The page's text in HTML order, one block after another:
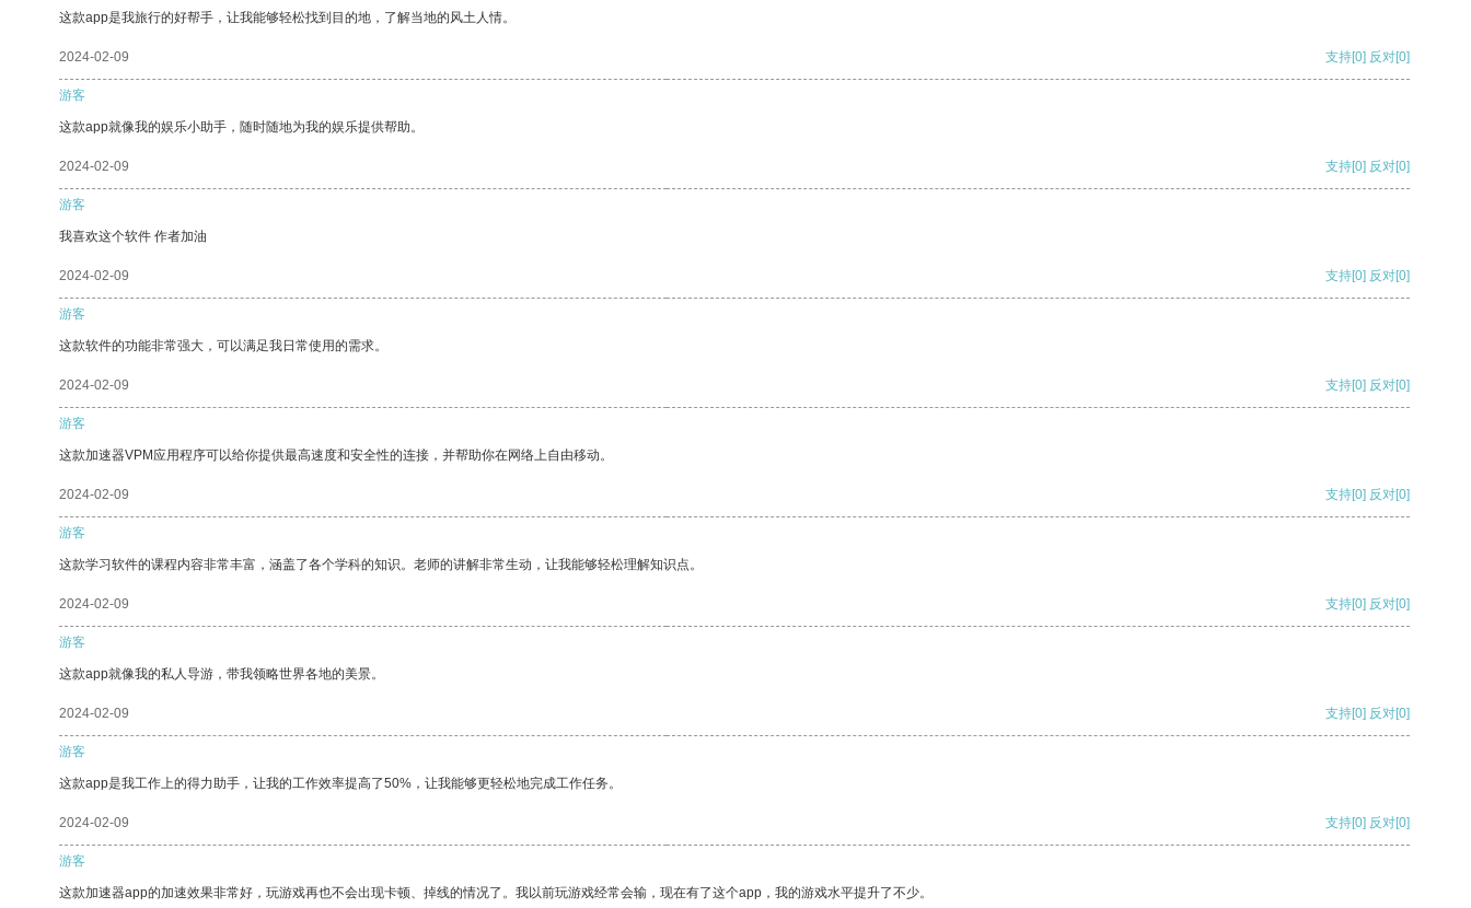
这款app是我旅行的好帮手，让我能够轻松找到目的地，了解当地的风土人情。
2024-02-09 支持[0] 反对[0]
游客
这款app就像我的娱乐小助手，随时随地为我的娱乐提供帮助。
2024-02-09 支持[0] 反对[0]
游客
我喜欢这个软件 作者加油
2024-02-09 支持[0] 反对[0]
游客
这款软件的功能非常强大，可以满足我日常使用的需求。
2024-02-09 支持[0] 反对[0]
游客
这款加速器VPM应用程序可以给你提供最高速度和安全性的连接，并帮助你在网络上自由移动。
2024-02-09 支持[0] 反对[0]
游客
这款学习软件的课程内容非常丰富，涵盖了各个学科的知识。老师的讲解非常生动，让我能够轻松理解知识点。
2024-02-09 支持[0] 反对[0]
游客
这款app就像我的私人导游，带我领略世界各地的美景。
2024-02-09 支持[0] 反对[0]
游客
这款app是我工作上的得力助手，让我的工作效率提高了50%，让我能够更轻松地完成工作任务。
2024-02-09 支持[0] 反对[0]
游客
这款加速器app的加速效果非常好，玩游戏再也不会出现卡顿、掉线的情况了。我以前玩游戏经常会输，现在有了这个app，我的游戏水平提升了不少。